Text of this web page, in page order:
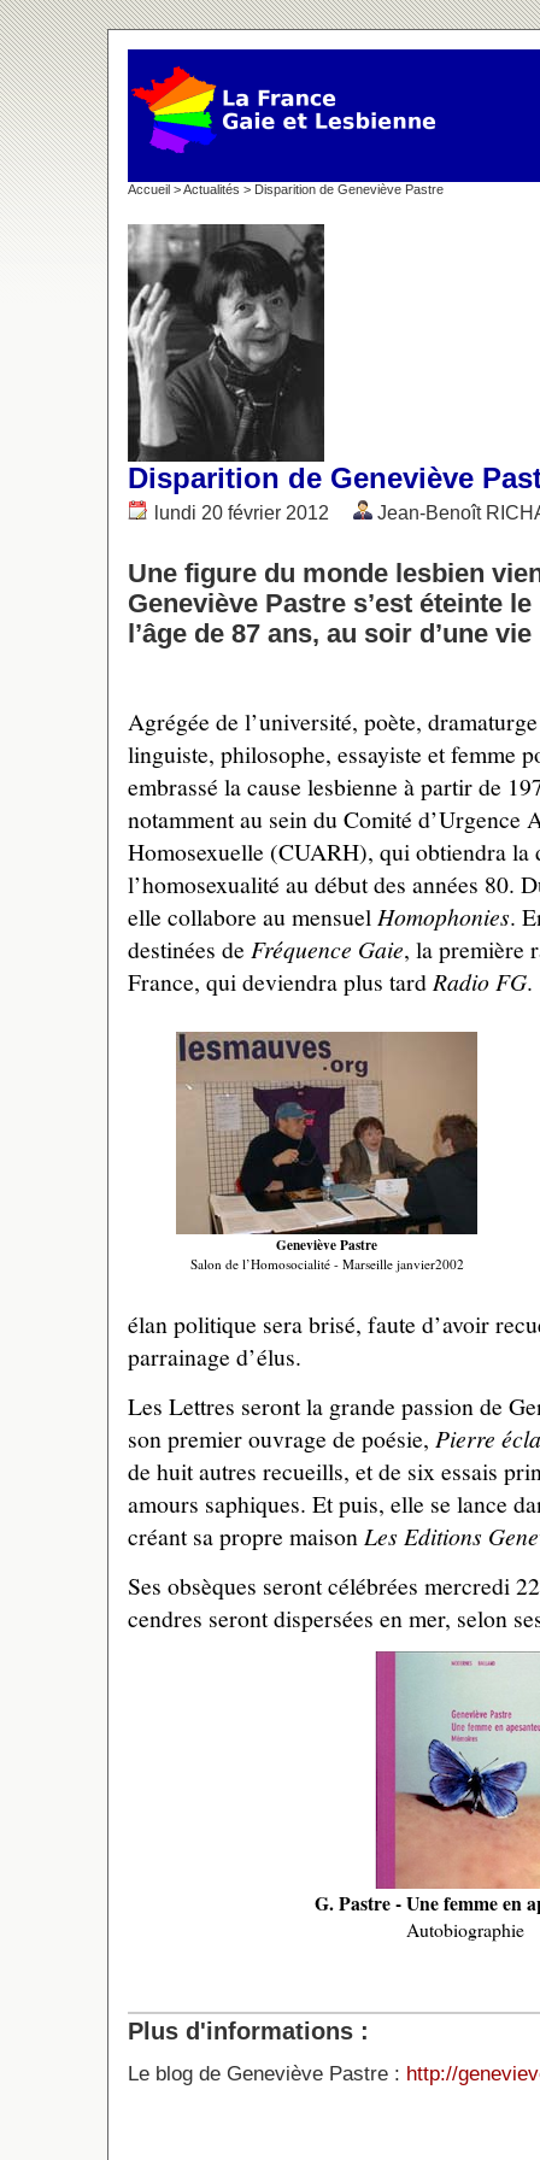
Accueil >Actualités > Disparition de Geneviève Pastre
Disparition de Geneviève
lundi 20 février 2012 Jean-Benoît
Une figure du monde lesbien
Geneviève Pastre s’est éteinte
l’âge de 87 ans, au soir d’une
Agrégée de l’université, poète,
linguiste, philosophe, essayiste et femme
embrassé la cause lesbienne à partir de
notamment au sein du Comité d’Urgence
Homosexuelle (CUARH), qui obtiendra la
l’homosexualité au début des années 80.
elle collabore au mensuel Homophonies.
destinées de Fréquence Gaie, la première
France, qui deviendra plus tard Radio FG.
Geneviève Pastre
Salon de l’Homosocialité - Marseille janvier2002
élan politique sera brisé, faute d’avoir
parrainage d’élus.
Les Lettres seront la grande passion de
son premier ouvrage de poésie, Pierre
de huit autres recueills, et de six essais
amours saphiques. Et puis, elle se lance
créant sa propre maison Les Editions
Ses obsèques seront célébrées mercredi
cendres seront dispersées en mer, selon
G. Pastre - Une femme en
Autobiographie
Plus d'informations :
Le blog de Geneviève Pastre : http://